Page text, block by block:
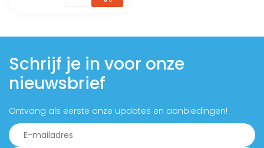
Schrijf je in voor onze
nieuwsbrief
Ontvang als eerste onze updates en aanbiedingen!